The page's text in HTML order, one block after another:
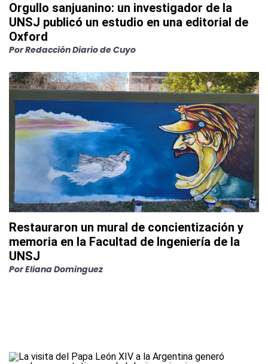
Orgullo sanjuanino: un investigador de la
UNSJ publicó un estudio en una editorial de
Oxford
PorRedacción Diario de Cuyo
Restauraron un mural de concientización y
memoria en la Facultad de Ingeniería de la
UNSJ
PorEliana Dominguez